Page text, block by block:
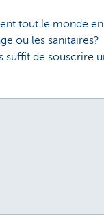
tout le monde
ou les sanitaires?
suffit de souscrire